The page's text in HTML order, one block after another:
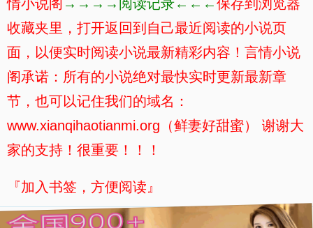
情小说阁 →→→→阅读记录←←←保存到浏览器
收藏夹里，打开返回到自己最近阅读的小说页
面，以便实时阅读小说最新精彩内容！言情小说
阁承诺：所有的小说绝对最快实时更新最新章
节，也可以记住我们的域名：
www.xianqihaotianmi.org（鲜妻好甜蜜） 谢谢大
家的支持！很重要！！！
『加入书签，方便阅读』